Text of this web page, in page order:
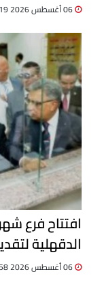
افتتاح فرع
الدقهلية